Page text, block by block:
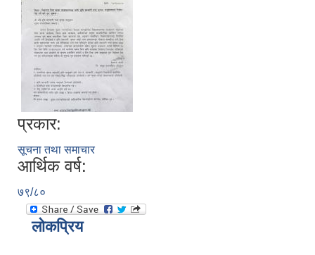
प्रकार:
सूचना तथा समाचार
आर्थिक वर्ष:
७९/८०
लोकप्रिय